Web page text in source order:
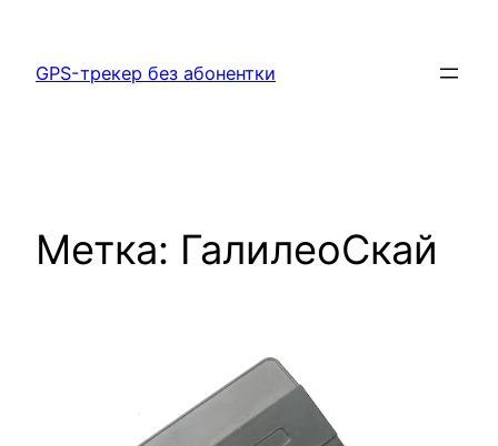
содержимому
GPS-трекер без абонентки
Метка: ГалилеоСкай